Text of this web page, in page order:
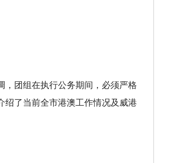
，团组在执行公务期间，必须严格
绍了当前全市港澳工作情况及威港